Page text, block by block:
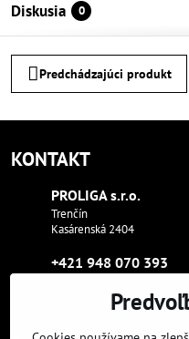
Diskusia 0
Predchádzajúci produkt
KONTAKT
PROLIGA s​.r​.o​.
Trenčín
Kasárenská 2404
+421 948 070 393
proliga​@proliga​.eu